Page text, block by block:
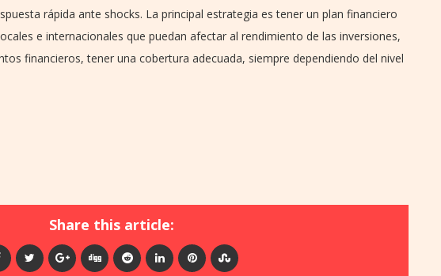
rápida ante shocks. La principal estrategia es tener un plan financiero
e internacionales que puedan afectar al rendimiento de las inversiones,
financieros, tener una cobertura adecuada, siempre dependiendo del nivel
Share this article: